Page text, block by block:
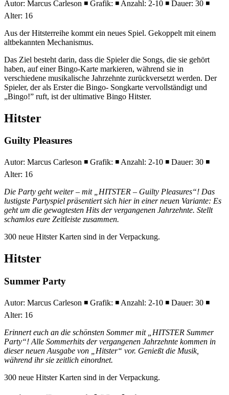
Autor: Marcus Carleson ◾ Grafik: ◾ Anzahl: 2-10 ◾ Dauer: 30 ◾
Alter: 16
Aus der Hitsterreihe kommt ein neues Spiel. Gekoppelt mit einem
altbekannten Mechanismus.
Das Ziel besteht darin, dass die Spieler die Songs, die sie gehört
haben, auf einer Bingo-Karte markieren, während sie in
verschiedene musikalische Jahrzehnte zurückversetzt werden. Der
Spieler, der als Erster die Bingo- Songkarte vervollständigt und
„Bingo!” ruft, ist der ultimative Bingo Hitster.
Hitster
Guilty Pleasures
Autor: Marcus Carleson ◾ Grafik: ◾ Anzahl: 2-10 ◾ Dauer: 30 ◾
Alter: 16
Die Party geht weiter – mit „HITSTER – Guilty Pleasures“! Das
lustigste Partyspiel präsentiert sich hier in einer neuen Variante: Es
geht um die gewagtesten Hits der vergangenen Jahrzehnte. Stellt
schamlos eure Zeitleiste zusammen.
300 neue Hitster Karten sind in der Verpackung.
Hitster
Summer Party
Autor: Marcus Carleson ◾ Grafik: ◾ Anzahl: 2-10 ◾ Dauer: 30 ◾
Alter: 16
Erinnert euch an die schönsten Sommer mit „HITSTER Summer
Party“! Alle Sommerhits der vergangenen Jahrzehnte kommen in
dieser neuen Ausgabe von „Hitster“ vor. Genießt die Musik,
während ihr sie zeitlich einordnet.
300 neue Hitster Karten sind in der Verpackung.